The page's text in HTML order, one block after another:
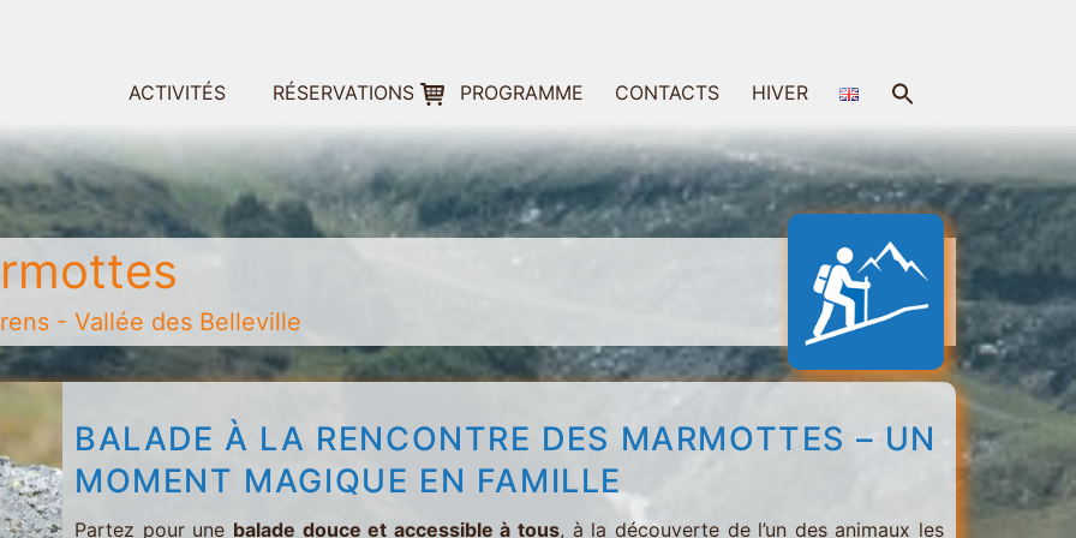
ACTIVITÉS RÉSERVATIONS PROGRAMME CONTACTS HIVER
- Vallée des Belleville
BALADE À LA RENCONTRE DES MARMOTTES – UN
MOMENT MAGIQUE EN FAMILLE
Partez pour une balade douce et accessible à tous, à la découverte de l’un des animaux les